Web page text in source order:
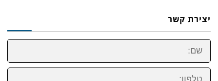
יצירת קשר
שם:
טלפון: